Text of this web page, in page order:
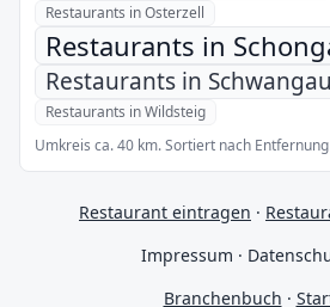
Restaurants in Osterzell
Restaurants in
Restaurants in Schwangau
Restaurants in Wildsteig
Umkreis ca. 40 km. Sortiert nach
Restaurant eintragen ·
Impressum ·
Branchenbuch ·